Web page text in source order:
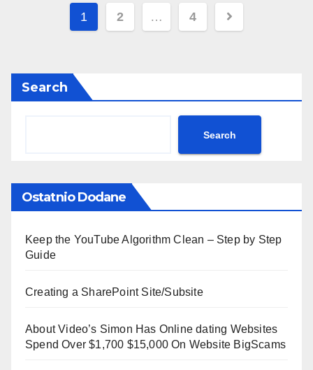
Posts
pagination
1 2 … 4
Search
Search
Ostatnio Dodane
Keep the YouTube Algorithm Clean – Step by Step
Guide
Creating a SharePoint Site/Subsite
About Video’s Simon Has Online dating Websites
Spend Over $1,700 $15,000 On Website BigScams